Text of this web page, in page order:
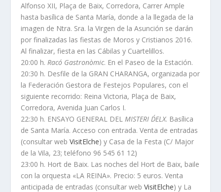
Alfonso XII, Plaça de Baix, Corredora, Carrer Ample
hasta basílica de Santa María, donde a la llegada de la
imagen de Ntra. Sra. la Virgen de la Asunción se darán
por finalizadas las fiestas de Moros y Cristianos 2016.
Al finalizar, fiesta en las Cábilas y Cuartelillos.
20:00 h. Racó Gastronòmic. En el Paseo de la Estación.
20:30 h. Desfile de la GRAN CHARANGA, organizada por
la Federación Gestora de Festejos Populares, con el
siguiente recorrido: Reina Victoria, Plaça de Baix,
Corredora, Avenida Juan Carlos I.
22:30 h. ENSAYO GENERAL DEL MISTERI D´ELX. Basílica
de Santa María. Acceso con entrada. Venta de entradas
(consultar webVisitElche) y Casa de la Festa (C/ Major
de la Vila, 23; teléfono 96 545 61 12)
23:00 h. Hort de Baix. Las noches del Hort de Baix, baile
con la orquesta «LA REINA». Precio: 5 euros. Venta
anticipada de entradas (consultar webVisitElche) y La